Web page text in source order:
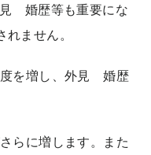
婚歴等も重要にな
ません。
を増し、外見 婚歴
らに増します。また